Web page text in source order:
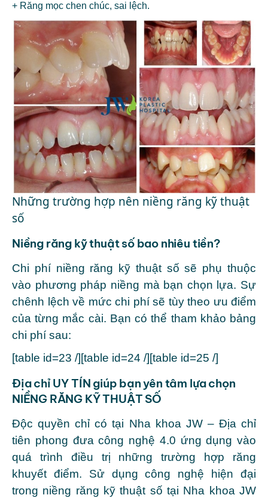
+ Răng mọc chen chúc, sai lệch.
Những trường hợp nên niềng răng kỹ thuật
số
Niềng răng kỹ thuật số bao nhiêu tiền?
Chi phí niềng răng kỹ thuật số sẽ phụ thuộc
vào phương pháp niềng mà bạn chọn lựa. Sự
chênh lệch về mức chi phí sẽ tùy theo ưu điểm
của từng mắc cài. Bạn có thể tham khảo bảng
chi phí sau:
[table id=23 /][table id=24 /][table id=25 /]
Địa chỉ UY TÍN giúp bạn yên tâm lựa chọn
NIỀNG RĂNG KỸ THUẬT SỐ
Độc quyền chỉ có tại Nha khoa JW – Địa chỉ
tiên phong đưa công nghệ 4.0 ứng dụng vào
quá trình điều trị những trường hợp răng
khuyết điểm. Sử dụng công nghệ hiện đại
trong niềng răng kỹ thuật số tại Nha khoa JW